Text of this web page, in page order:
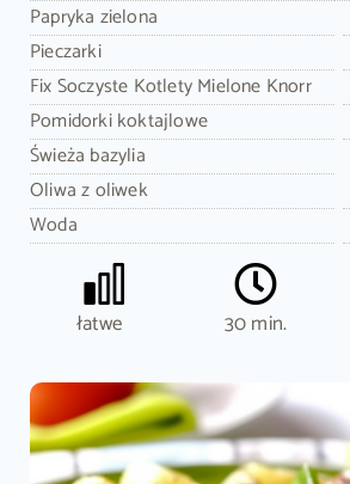
Sklep PrimeCook
Papryka zielona
Pieczarki
Fix Soczyste Kotlety Mielone Knorr
Pomidorki koktajlowe
Świeża bazylia
Oliwa z oliwek
Woda
łatwe 30 min.